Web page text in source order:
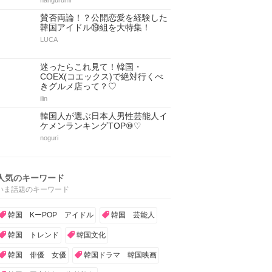
賛否両論！？公開恋愛を経験した
韓国アイドル⑲組を大特集！
LUCA
迷ったらこれ見て！韓国・
COEX(コエックス)で絶対行くべ
きグルメ店って？♡
ilin
韓国人が選ぶ日本人男性芸能人イ
ケメンランキングTOP⑩♡
noguri
気のキーワード
ま話題のキーワード
韓国 KーPOP アイドル 韓国 芸能人
韓国 トレンド 韓国文化
韓国 俳優 女優 韓国ドラマ 韓国映画